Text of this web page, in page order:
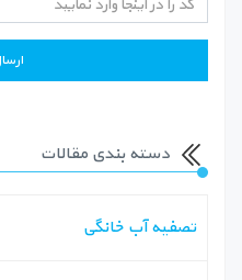
دسته بندی مقالات
تصفیه آب خانگی